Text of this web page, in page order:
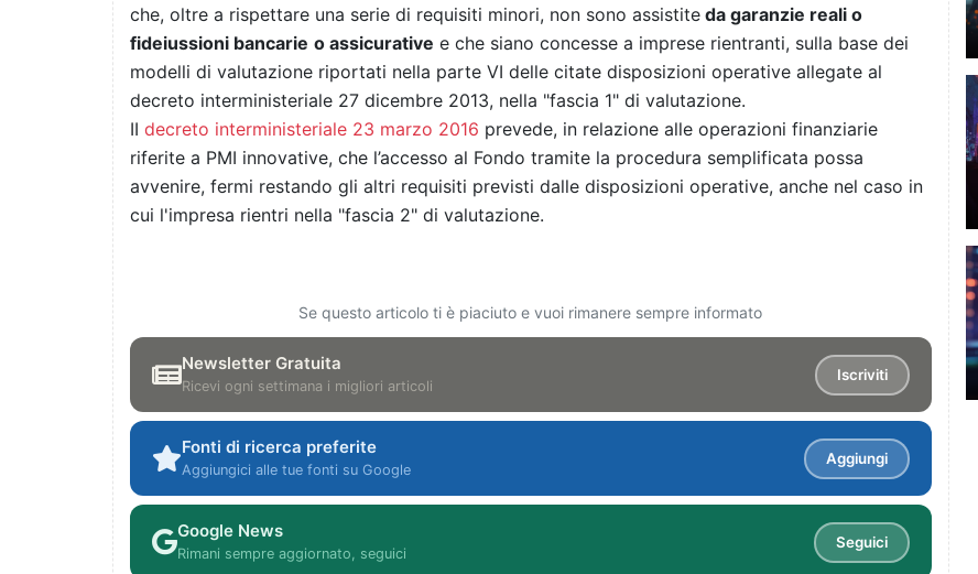
che, oltre a rispettare una serie di requisiti minori, non sono assistite da garanzie reali o
fideiussioni bancarie o assicurative e che siano concesse a imprese rientranti, sulla base dei
modelli di valutazione riportati nella parte VI delle citate disposizioni operative allegate al
decreto interministeriale 27 dicembre 2013, nella "fascia 1" di valutazione.
II decreto interministeriale 23 marzo 2016 prevede, in relazione alle operazioni finanziarie
riferite a PMI innovative, che l’accesso al Fondo tramite la procedura semplificata possa
avvenire, fermi restando gli altri requisiti previsti dalle disposizioni operative, anche nel caso in
cui l'impresa rientri nella "fascia 2" di valutazione.
Se questo articolo ti è piaciuto e vuoi rimanere sempre informato
Newsletter Gratuita
Ricevi ogni settimana i migliori articoli
Iscriviti
Fonti di ricerca preferite
Aggiungici alle tue fonti su Google
Aggiungi
Google News
Rimani sempre aggiornato, seguici
Seguici